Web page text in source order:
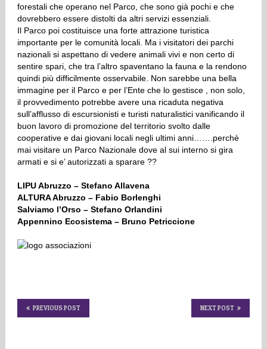
forestali che operano nel Parco, che sono già pochi e che
dovrebbero essere distolti da altri servizi essenziali.
Il Parco poi costituisce una forte attrazione turistica
importante per le comunità locali. Ma i visitatori dei parchi
nazionali si aspettano di vedere animali vivi e non certo di
sentire spari, che tra l’altro spaventano la fauna e la rendono
quindi più difficilmente osservabile. Non sarebbe una bella
immagine per il Parco e per l’Ente che lo gestisce , non solo,
il provvedimento potrebbe avere una ricaduta negativa
sull’afflusso di escursionisti e turisti naturalistici vanificando il
buon lavoro di promozione del territorio svolto dalle
cooperative e dai giovani locali negli ultimi anni…….perchè
mai visitare un Parco Nazionale dove al sui interno si gira
armati e si e’ autorizzati a sparare ??
LIPU Abruzzo – Stefano Allavena
ALTURA Abruzzo – Fabio Borlenghi
Salviamo l’Orso – Stefano Orlandini
Appennino Ecosistema – Bruno Petriccione
NEXT POST
PREVIOUS POST